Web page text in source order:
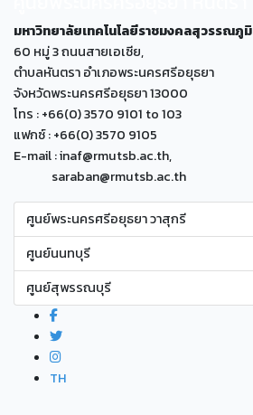
มหาวิทยาลัยเทคโนโลยีราชมงคลสุวรรณภูมิ
60 หมู่ 3 ถนนสายเอเซีย,
ตำบลหันตรา อำเภอพระนครศรีอยุธยา
จังหวัดพระนครศรีอยุธยา 13000
โทร : +66(0) 3570 9101 to 103
แฟกซ์ : +66(0) 3570 9105
E-mail : inaf@rmutsb.ac.th,
saraban@rmutsb.ac.th
ศูนย์พระนครศรีอยุธยา วาสุกรี
ศูนย์นนทบุรี
ศูนย์สุพรรณบุรี
TH